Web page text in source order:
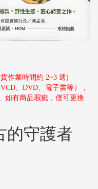
作業時間約 2~3 週)
、DVD、電子書等），
如有商品瑕疵，僅可更換
的守護者